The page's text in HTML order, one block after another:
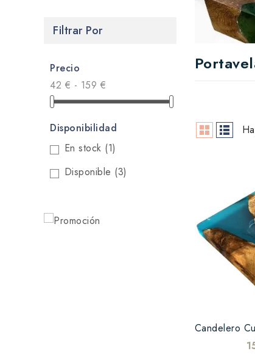
Filtrar Por
Precio
42 € - 159 €
Disponibilidad
En stock (1)
Disponible (3)